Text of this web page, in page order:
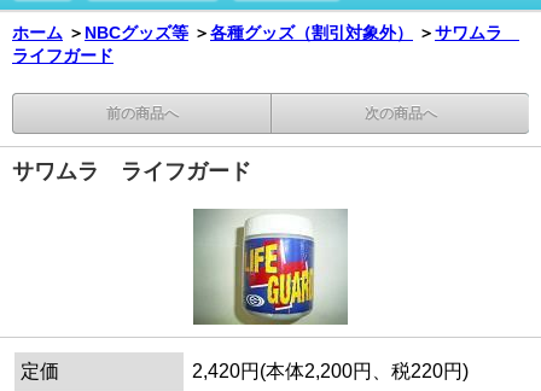
ホーム ＞ NBCグッズ等 ＞各種グッズ（割引対象外） ＞サワムラ
ライフガード
前の商品へ 次の商品へ
サワムラ ライフガード
定価
2,420円(本体2,200円、税220円)